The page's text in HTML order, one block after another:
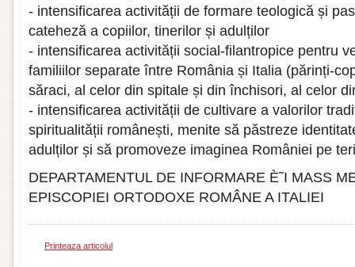
- intensificarea activității de formare teologică și
cateheză a copiilor, tinerilor și adulților
- intensificarea activității social-filantropice pentru
familiilor separate între România și Italia (părinți-
săraci, al celor din spitale și din închisori, al celor
- intensificarea activității de cultivare a valorilor
spiritualității românești, menite să păstreze
adulților și să promoveze imaginea României pe
DEPARTAMENTUL DE INFORMARE È˜I MASS
EPISCOPIEI ORTODOXE ROMÂNE A ITALIEI
Printeaza articolul